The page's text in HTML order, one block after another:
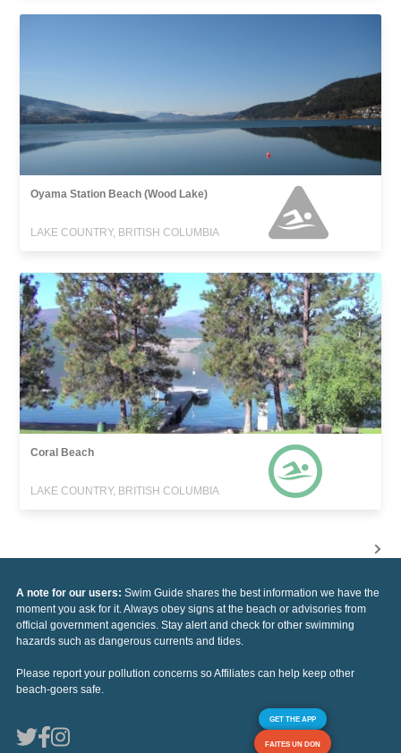
Oyama Station Beach (Wood Lake)
LAKE COUNTRY, BRITISH COLUMBIA
Coral Beach
LAKE COUNTRY, BRITISH COLUMBIA
A note for our users: Swim Guide shares the best information we have the
moment you ask for it. Always obey signs at the beach or advisories from
official government agencies. Stay alert and check for other swimming
hazards such as dangerous currents and tides.
Please report your pollution concerns so Affiliates can help keep other
beach-goers safe.
GET THE APP
FAITES UN DON